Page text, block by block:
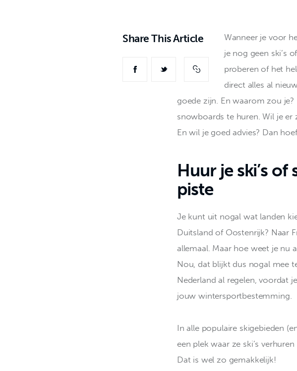
Share This Article Wanneer je voor
je nog geen ski’s
proberen of het
direct alles al
goede zijn. En waarom zou
snowboards te huren. Wil je
En wil je goed advies? Dan
Huur je ski’s
piste
Je kunt uit nogal wat landen
Duitsland of Oostenrijk? Naar
allemaal. Maar hoe weet je nu
Nou, dat blijkt dus nogal mee
Nederland al regelen, voordat
jouw wintersportbestemming.
In alle populaire skigebieden
een plek waar ze ski’s
Dat is wel zo gemakkelijk!